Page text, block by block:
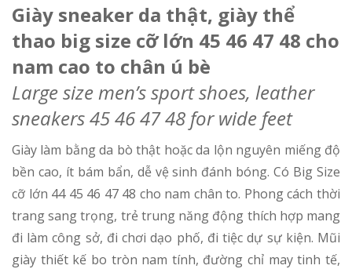
Giày sneaker da thật, giày thể
thao big size cỡ lớn 45 46 47 48 cho
nam cao to chân ú bè
Large size men’s sport shoes, leather
sneakers 45 46 47 48 for wide feet
Giày làm bằng da bò thật hoặc da lộn nguyên miếng độ
bền cao, ít bám bẩn, dễ vệ sinh đánh bóng. Có Big Size
cỡ lớn 44 45 46 47 48 cho nam chân to. Phong cách thời
trang sang trọng, trẻ trung năng động thích hợp mang
đi làm công sở, đi chơi dạo phố, đi tiệc dự sự kiện. Mũi
giày thiết kế bo tròn nam tính, đường chỉ may tinh tế,